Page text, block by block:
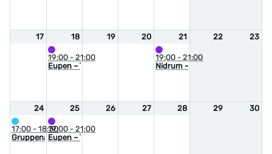
17 18
19:00 - 21:00
Eupen – Treffen der Selbsthilfegruppe Emotions Anonymous
19 20 21
19:00 - 21:00
Nidrum – Treffen der
22 23
24
17:00 - 18:30
Gruppenangebot – Selbsthilfe und Selbstbestimmung bei chronischen
25
19:00 - 21:00
Eupen – Treffen der Selbsthilfegruppe Emotions Anonymous
26 27 28 29 30